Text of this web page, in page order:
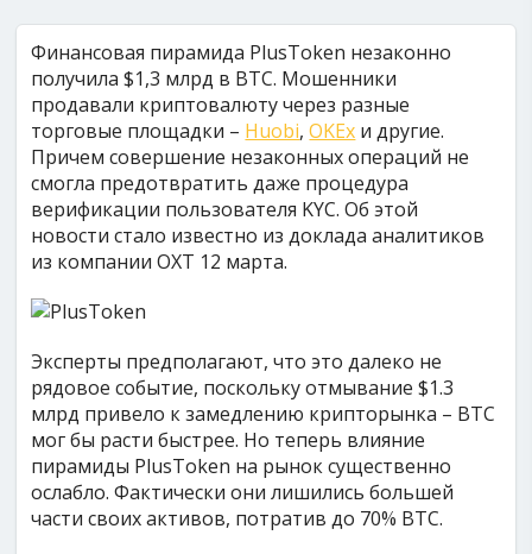
Финансовая пирамида PlusToken незаконно
получила $1,3 млрд в BTC. Мошенники
продавали криптовалюту через разные
торговые площадки – Huobi,OKEx и другие.
Причем совершение незаконных операций не
смогла предотвратить даже процедура
верификации пользователя KYC. Об этой
новости стало известно из доклада аналитиков
из компании OXT 12 марта.
Эксперты предполагают, что это далеко не
рядовое событие, поскольку отмывание $1.3
млрд привело к замедлению крипторынка – BTC
мог бы расти быстрее. Но теперь влияние
пирамиды PlusToken на рынок существенно
ослабло. Фактически они лишились большей
части своих активов, потратив до 70% BTC.